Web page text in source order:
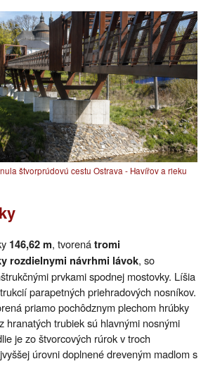
štvorprúdovú cestu Ostrava - Havířov a rieku
146,62 m, tvorenátromi
rozdielnymi návrhmi lávok, so
prvkami spodnej mostovky. Líšia
parapetných priehradových nosníkov.
priamo pochôdznym plechom hrúbky
hranatých trubiek sú hlavnými nosnými
je zo štvorcových rúrok v troch
úrovni doplnené dreveným madlom s